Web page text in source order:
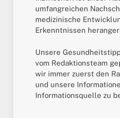
umfangreichen
medizinische
Erkenntnissen
Unsere
vom Redaktionsteam
wir immer zuerst den
und unsere
Informationsquelle zu